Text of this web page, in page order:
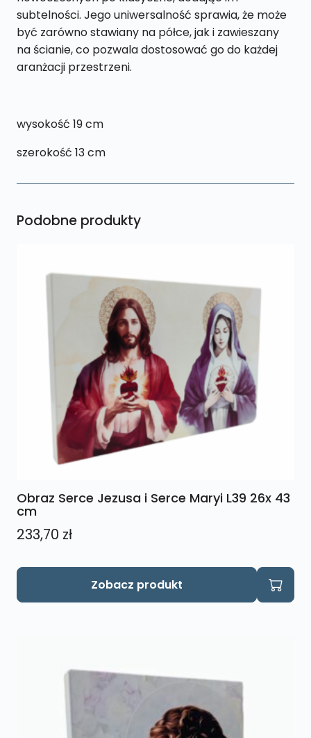
subtelności. Jego uniwersalność sprawia, że może
być zarówno stawiany na półce, jak i zawieszany
na ścianie, co pozwala dostosować go do każdej
aranżacji przestrzeni.
wysokość 19 cm
szerokość 13 cm
Podobne produkty
Obraz Serce Jezusa i Serce Maryi L39 26x 43
cm
233,70 zł
Zobacz produkt